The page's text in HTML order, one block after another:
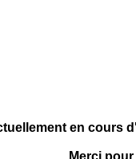
en cours
Merci